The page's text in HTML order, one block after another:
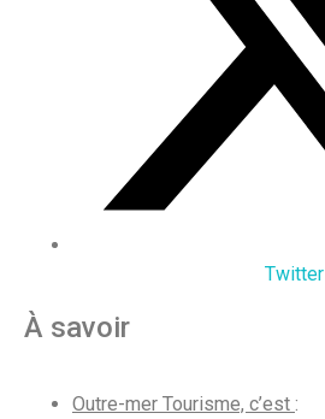
Twitter
À savoir
Outre-mer Tourisme, c’est :